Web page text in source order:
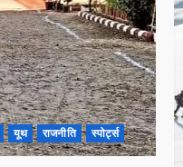
यूथ राजनीति स्पोर्ट्स